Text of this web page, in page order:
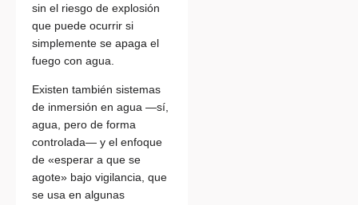
sin el riesgo de explosión
que puede ocurrir si
simplemente se apaga el
fuego con agua.
Existen también sistemas
de inmersión en agua —sí,
agua, pero de forma
controlada— y el enfoque
de «esperar a que se
agote» bajo vigilancia, que
se usa en algunas